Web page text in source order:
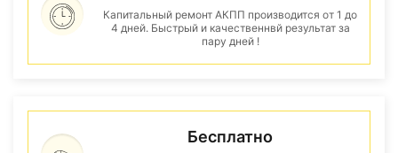
Капитальный ремонт АКПП производится от 1 до
4 дней. Быстрый и качественнвй результат за
пару дней !
Бесплатно